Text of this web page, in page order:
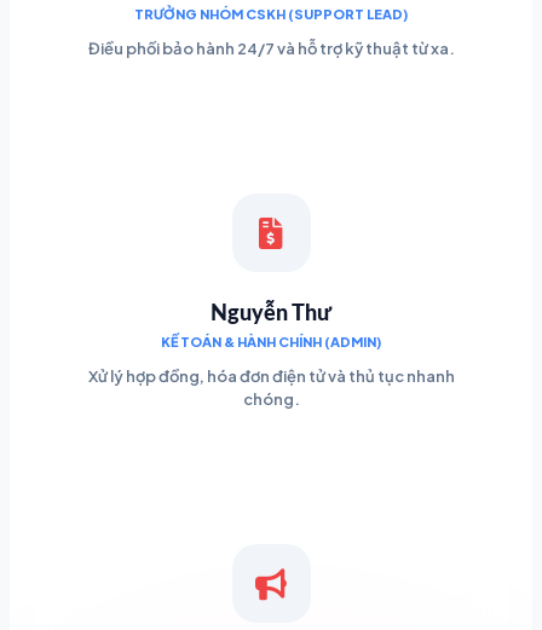
TRƯỞNG NHÓM CSKH (SUPPORT LEAD)
Điều phối bảo hành 24/7 và hỗ trợ kỹ thuật từ xa.
Nguyễn Thư
KẾ TOÁN & HÀNH CHÍNH (ADMIN)
Xử lý hợp đồng, hóa đơn điện tử và thủ tục nhanh
chóng.